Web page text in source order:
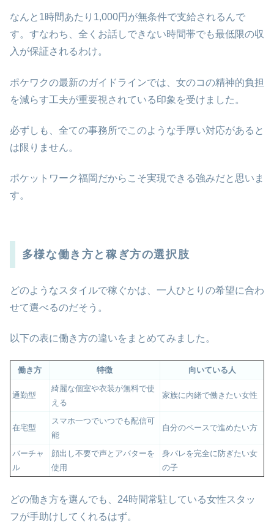
なんと1時間あたり1,000円が無条件で支給されるんで
す。すなわち、全くお話しできない時間帯でも最低限の収
入が保証されるわけ。
ポケワクの最新のガイドラインでは、女のコの精神的負担
を減らす工夫が重要視されている印象を受けました。
必ずしも、全ての事務所でこのような手厚い対応があると
は限りません。
ポケットワーク福岡だからこそ実現できる強みだと思いま
す。
多様な働き方と稼ぎ方の選択肢
どのようなスタイルで稼ぐかは、一人ひとりの希望に合わ
せて選べるのだそう。
以下の表に働き方の違いをまとめてみました。
働き方 特徴 向いている人
通勤型
綺麗な個室や衣装が無料で使
える
家族に内緒で働きたい女性
在宅型
スマホ一つでいつでも配信可
能
自分のペースで進めたい方
バーチャ
ル
顔出し不要で声とアバターを
使用
身バレを完全に防ぎたい女
の子
どの働き方を選んでも、24時間常駐している女性スタッ
フが手助けしてくれるはず。